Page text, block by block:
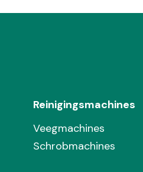
Reinigingsmachines
Veegmachines
Schrobmachines